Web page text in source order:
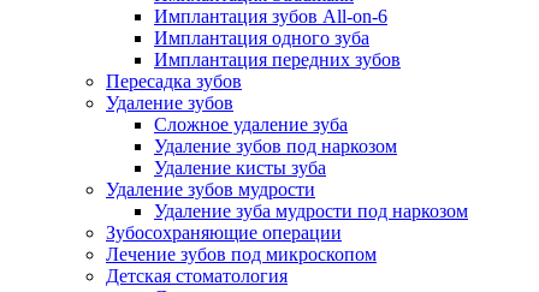
Имплантация зубов All-on-6
Имплантация одного зуба
Имплантация передних зубов
Пересадка зубов
Удаление зубов
Сложное удаление зуба
Удаление зубов под наркозом
Удаление кисты зуба
Удаление зубов мудрости
Удаление зуба мудрости под наркозом
Зубосохраняющие операции
Лечение зубов под микроскопом
Детская стоматология